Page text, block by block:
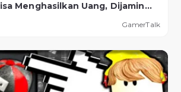
Menghasilkan Uang, Dijamin
GamerTalk